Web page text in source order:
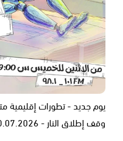
يوم جديد - تطورات إقليمية
وقف إطلاق النار - 30.07.2026